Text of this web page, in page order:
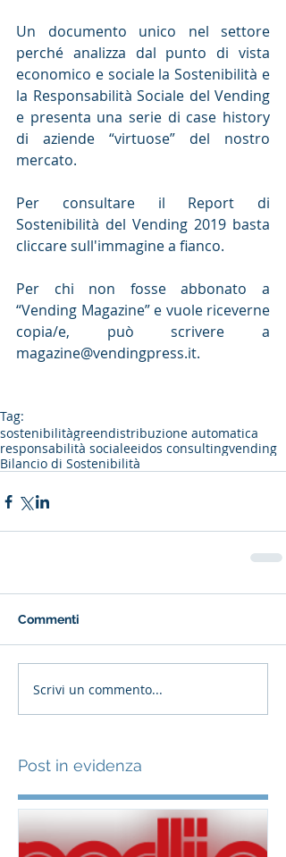
Un documento unico nel settore
perché analizza dal punto di vista
economico e sociale la Sostenibilità e
la Responsabilità Sociale del Vending
e presenta una serie di case history
di aziende “virtuose” del nostro
mercato.
Per consultare il Report di
Sostenibilità del Vending 2019 basta
cliccare sull'immagine a fianco.
Per chi non fosse abbonato a
“Vending Magazine” e vuole riceverne
copia/e, può scrivere a
magazine@vendingpress.it.
Tag:
sostenibilitàgreendistribuzione automatica
responsabilità socialeeidos consultingvending
Bilancio di Sostenibilità
Commenti
Scrivi un commento...
Post in evidenza